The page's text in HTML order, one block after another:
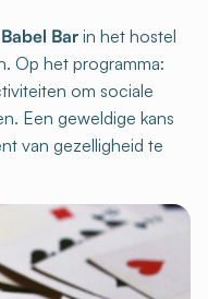
Babel Bar in het hostel
Op het programma:
om sociale
Een geweldige kans
van gezelligheid te